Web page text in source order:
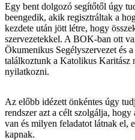
Egy bent dolgozó segítőtől úgy
beengedik, akik regisztráltak a
kezdete után jött létre, hogy
szervezetekkel. A BOK-ban ott
Ökumenikus Segélyszervezet és
találkoztunk a Katolikus Karitász
nyilatkozni.
Az előbb idézett önkéntes úgy
rendszer azt a célt szolgálja,
van és milyen feladatot látnak el,
kapnak.